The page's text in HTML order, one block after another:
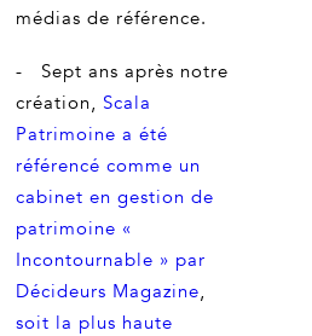
médias de référence.
- Sept ans après notre
création, Scala
Patrimoine a été
référencé comme un
cabinet en gestion de
patrimoine «
Incontournable » par
Décideurs Magazine,
soit la plus haute